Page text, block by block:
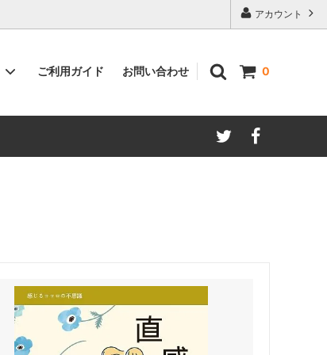
アカウント
0
ご利用ガイド お問い合わせ